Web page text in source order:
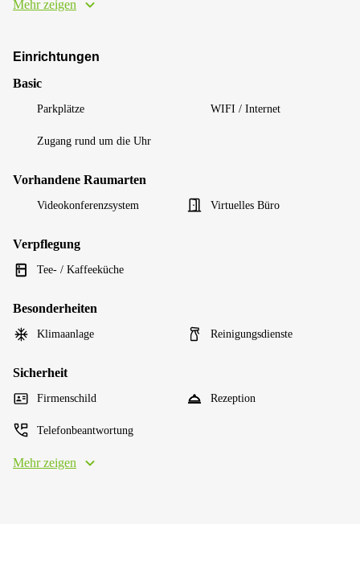
Mehr zeigen
Einrichtungen
Basic
Parkplätze WIFI / Internet
Zugang rund um die Uhr
Vorhandene Raumarten
Videokonferenzsystem Virtuelles Büro
Verpflegung
Tee- / Kaffeeküche
Besonderheiten
Klimaanlage Reinigungsdienste
Sicherheit
Firmenschild Rezeption
Telefonbeantwortung
Mehr zeigen